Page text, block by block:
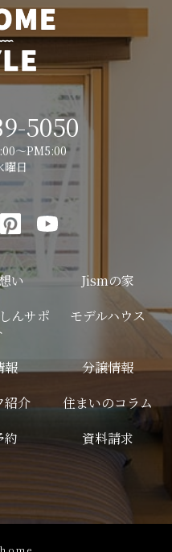
5050
～PM5:00
曜日
い
Jismの家
んサポ
モデルハウス
報
分譲情報
紹介
住まいのコラム
約 資料請求